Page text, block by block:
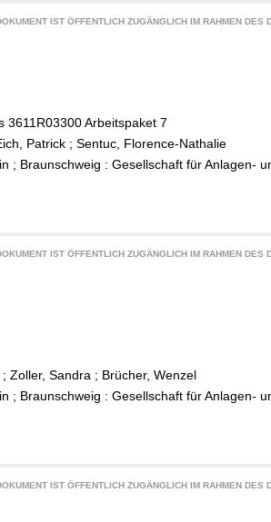
IST ÖFFENTLICH ZUGÄNGLICH IM RAHMEN DES
3611R03300 Arbeitspaket 7
Patrick ; Sentuc, Florence-Nathalie
; Braunschweig : Gesellschaft für Anlagen-
IST ÖFFENTLICH ZUGÄNGLICH IM RAHMEN DES
; Zoller, Sandra ; Brücher, Wenzel
; Braunschweig : Gesellschaft für Anlagen-
IST ÖFFENTLICH ZUGÄNGLICH IM RAHMEN DES